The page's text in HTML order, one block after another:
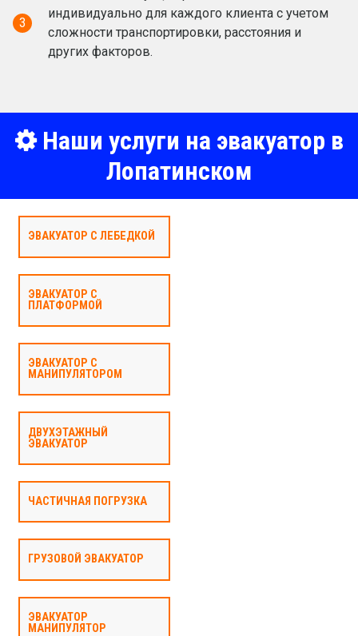
3
индивидуально для каждого клиента с учетом
сложности транспортировки, расстояния и
других факторов.
Наши услуги на эвакуатор в
Лопатинском
ЭВАКУАТОР С ЛЕБЕДКОЙ
ЭВАКУАТОР С
ПЛАТФОРМОЙ
ЭВАКУАТОР С
МАНИПУЛЯТОРОМ
ДВУХЭТАЖНЫЙ
ЭВАКУАТОР
ЧАСТИЧНАЯ ПОГРУЗКА
ГРУЗОВОЙ ЭВАКУАТОР
ЭВАКУАТОР
МАНИПУЛЯТОР